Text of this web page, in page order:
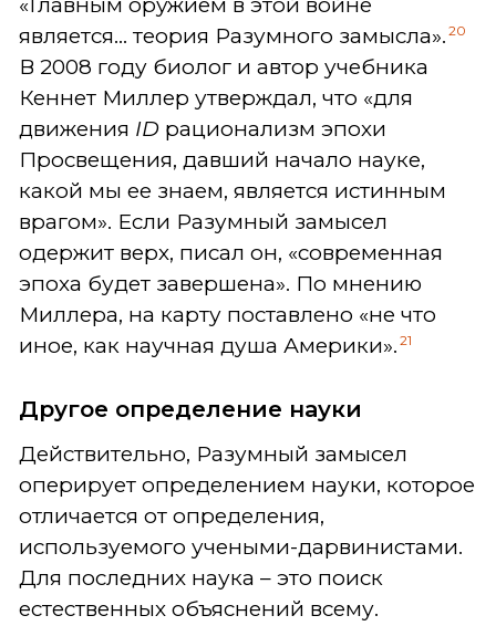
является... теория Разумного замысла». 20
В 2008 году биолог и автор учебника
Кеннет Миллер утверждал, что «для
движения ID рационализм эпохи
Просвещения, давший начало науке,
какой мы ее знаем, является истинным
врагом». Если Разумный замысел
одержит верх, писал он, «современная
эпоха будет завершена». По мнению
Миллера, на карту поставлено «не что
иное, как научная душа Америки». 21
Другое определение науки
Действительно, Разумный замысел
оперирует определением науки, которое
отличается от определения,
используемого учеными-дарвинистами.
Для последних наука – это поиск
естественных объяснений всему.